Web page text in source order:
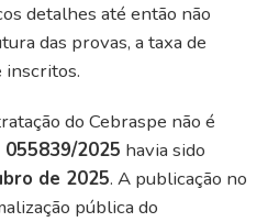
detalhes até então não
das provas, a taxa de
inscritos.
do Cebraspe não é
055839/2025 havia sido
de 2025. A publicação no
pública do